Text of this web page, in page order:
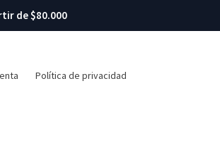
de $80.000
Política de privacidad